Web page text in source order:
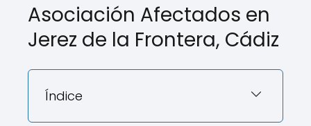
Asociación Afectados en
Jerez de la Frontera, Cádiz
Índice